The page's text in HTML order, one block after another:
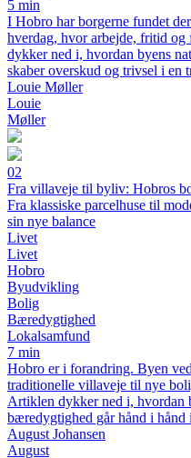
5 min
I Hobro har borgerne fundet
hverdag, hvor arbejde, fritid
dykker ned i, hvordan byens
skaber overskud og trivsel i en
Louie Møller
Louie
Møller
02
Fra villaveje til byliv: Hobros
Fra klassiske parcelhuse til
sin nye balance
Livet
Livet
Hobro
Byudvikling
Bolig
Bæredygtighed
Lokalsamfund
7 min
Hobro er i forandring. Byen
traditionelle villaveje til nye
Artiklen dykker ned i,
bæredygtighed går hånd i
August Johansen
August